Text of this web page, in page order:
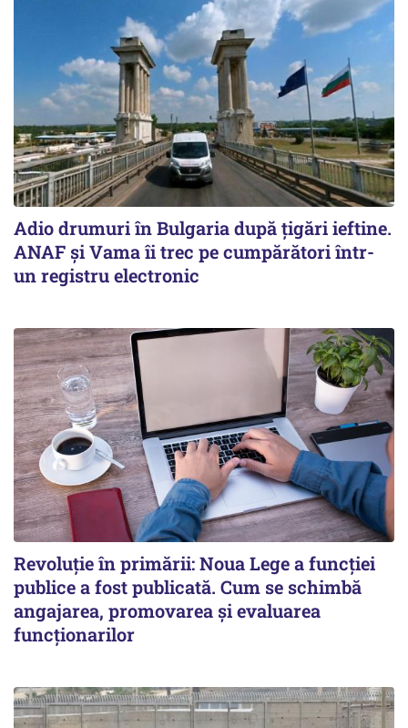
Adio drumuri în Bulgaria după țigări ieftine.
ANAF și Vama îi trec pe cumpărători într-
un registru electronic
Revoluție în primării: Noua Lege a funcției
publice a fost publicată. Cum se schimbă
angajarea, promovarea și evaluarea
funcționarilor